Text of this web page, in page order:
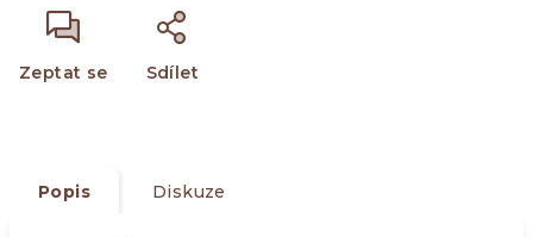
Zeptat se Sdílet
Popis Diskuze